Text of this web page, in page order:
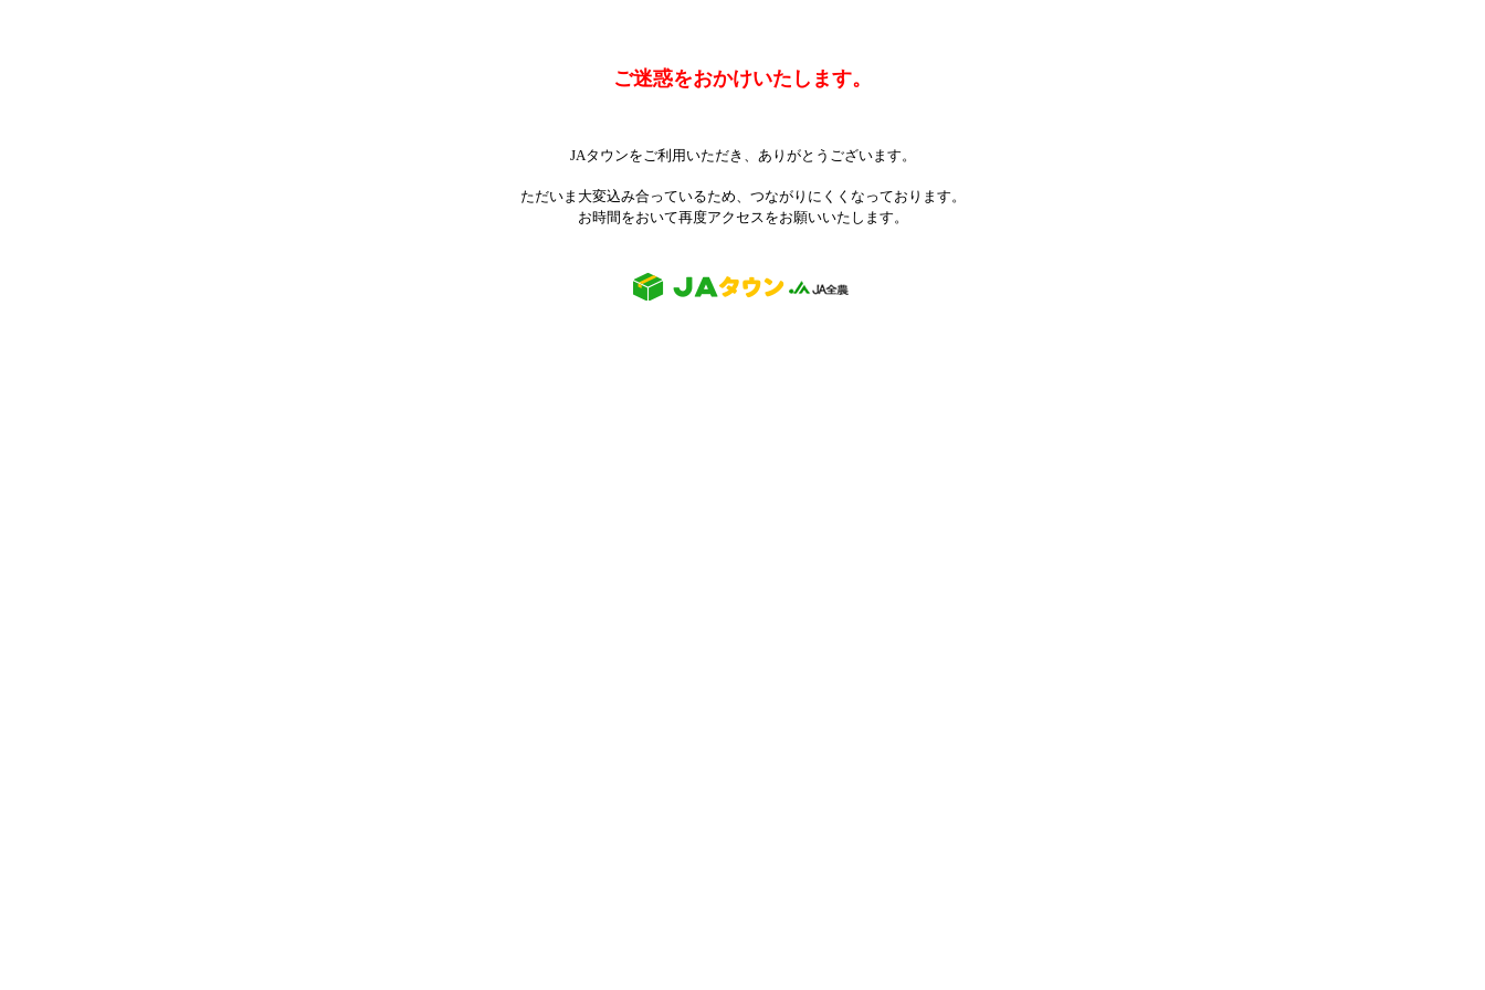
ご迷惑をおかけいたします。
JAタウンをご利用いただき、ありがとうございます。
ただいま大変込み合っているため、つながりにくくなっております。
お時間をおいて再度アクセスをお願いいたします。